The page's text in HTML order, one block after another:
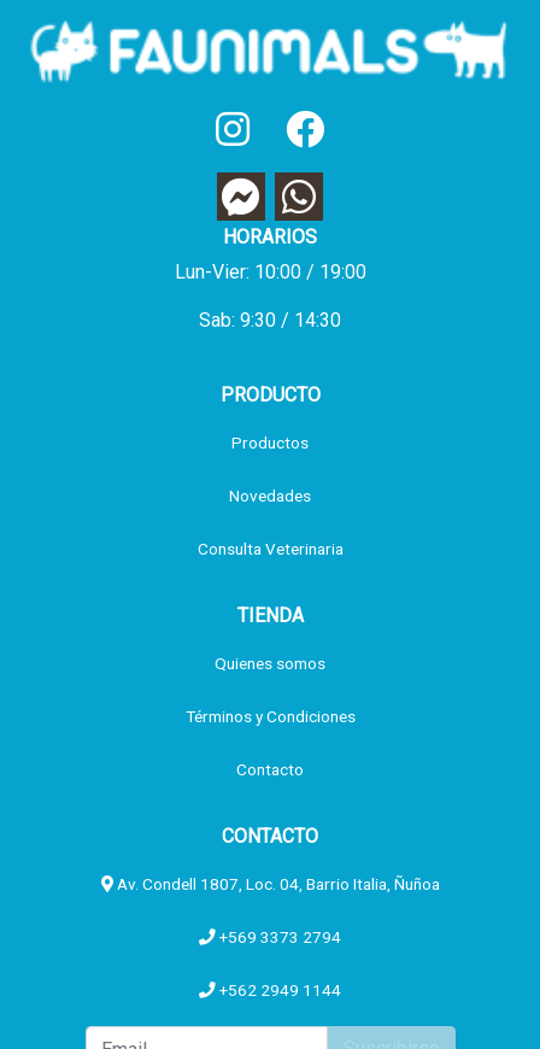
HORARIOS
Lun-Vier: 10:00 / 19:00
Sab: 9:30 / 14:30
PRODUCTO
Productos
Novedades
Consulta Veterinaria
TIENDA
Quienes somos
Términos y Condiciones
Contacto
CONTACTO
Av. Condell 1807, Loc. 04, Barrio Italia, Ñuñoa
+569 3373 2794
+562 2949 1144